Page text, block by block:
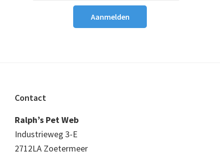
Footer
Contact
Ralph’s Pet Web
Industrieweg 3-E
2712LA Zoetermeer